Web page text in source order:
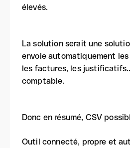
élevés.
La solution serait une
envoie automatiquement les
les factures, les
comptable.
Donc en résumé, CSV
Outil connecté, propre et